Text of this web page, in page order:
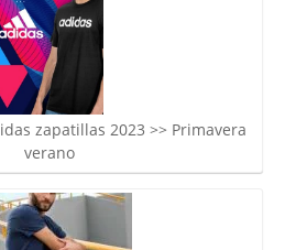
zapatillas 2023 >> Primavera
verano